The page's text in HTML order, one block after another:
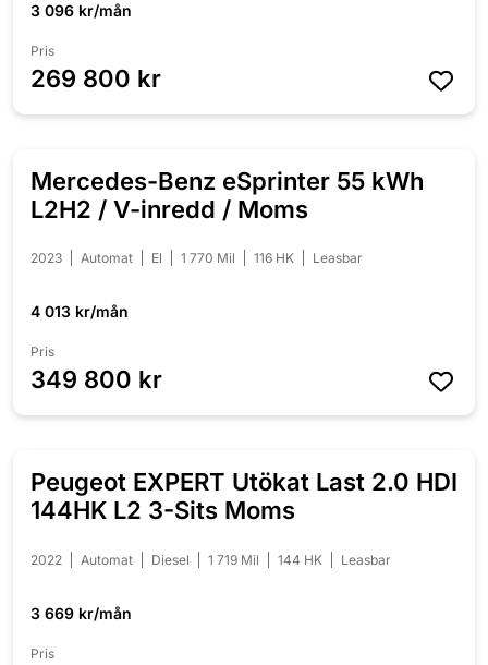
3 096 kr/mån
Pris
269 800 kr
Mercedes-Benz eSprinter 55 kWh
L2H2 / V-inredd / Moms
2023 Automat El 1 770 Mil 116 HK Leasbar
4 013 kr/mån
Pris
349 800 kr
Peugeot EXPERT Utökat Last 2.0 HDI
144HK L2 3-Sits Moms
2022 Automat Diesel 1 719 Mil 144 HK Leasbar
3 669 kr/mån
Pris